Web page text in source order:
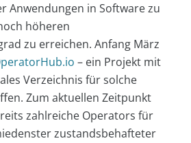
Anwendungen in Software zu
höheren
zu erreichen. Anfang März
– ein Projekt mit
Verzeichnis für solche
Zum aktuellen Zeitpunkt
zahlreiche Operators für
zustandsbehafteter